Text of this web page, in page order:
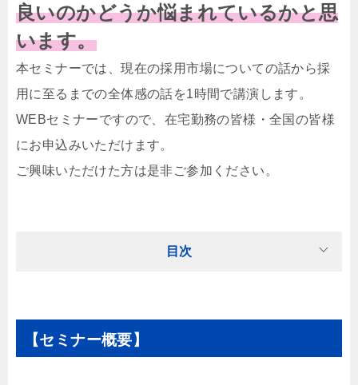
良いのかどうか悩まれているかと思
います。
本セミナーでは、現在の採用市場についての話から採
用に至るまでの全体感の話を1時間で講演します。
WEBセミナーですので、在宅勤務の皆様・全国の皆様
にお申込みいただけます。
ご興味いただけた方は是非ご参加ください。
目次
【セミナー概要】